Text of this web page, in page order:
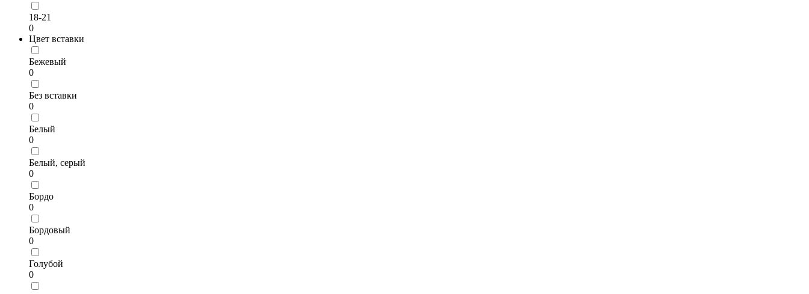
18-21
0
Цвет вставки
Бежевый
0
Без вставки
0
Белый
0
Белый, серый
0
Бордо
0
Бордовый
0
Голубой
0